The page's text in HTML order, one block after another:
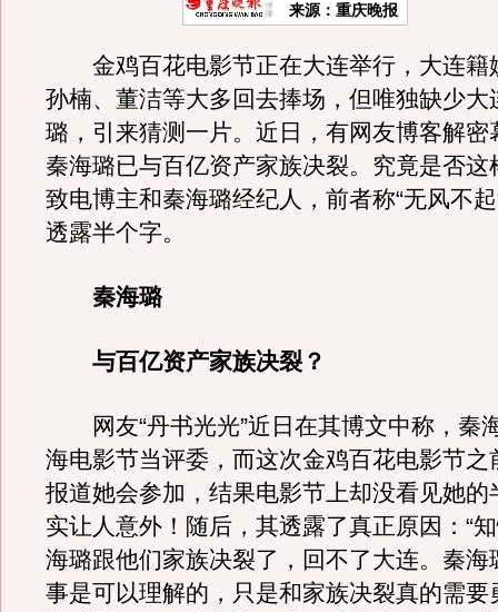
来源：重庆晚报
金鸡百花电影节正在大连举行，大连籍
孙楠、董洁等大多回去捧场，但唯独缺少大
璐，引来猜测一片。近日，有网友博客解
秦海璐已与百亿资产家族决裂。究竟是否这
致电博主和秦海璐经纪人，前者称“无风不
透露半个字。
秦海璐
与百亿资产家族决裂？
网友“丹书光光”近日在其博文中称，秦
海电影节当评委，而这次金鸡百花电影节之
报道她会参加，结果电影节上却没看见她的
实让人意外！随后，其透露了真正原因：“
海璐跟他们家族决裂了，回不了大连。秦海
事是可以理解的，只是和家族决裂真的需要